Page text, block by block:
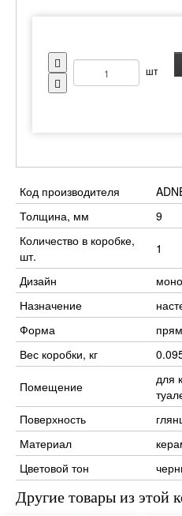
шт
Код производителя
Толщина, мм
9
Количество в коробке,
шт.
1
Дизайн
Назначение
Форма
Вес коробки, кг
Помещение
для
Поверхность
Материал
Цветовой тон
Другие товары из этой